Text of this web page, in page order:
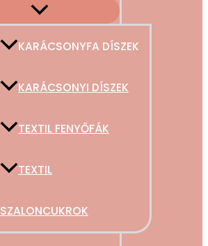
KARÁCSONYFA DÍSZEK
KARÁCSONYI DÍSZEK
TEXTIL FENYŐFÁK
TEXTIL
SZALONCUKROK